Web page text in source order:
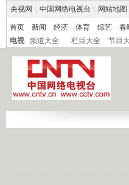
央视网 中国网络电视台 网站地图
首页 新闻 经济 体育 综艺 春
电视
频道大全 栏目大全 节目